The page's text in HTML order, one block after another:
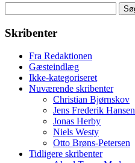
efter:
Skribenter
Fra Redaktionen
Gæsteindlæg
Ikke-kategoriseret
Nuværende skribenter
Christian Bjørnskov
Jens Frederik Hansen
Jonas Herby
Niels Westy
Otto Brøns-Petersen
Tidligere skribenter